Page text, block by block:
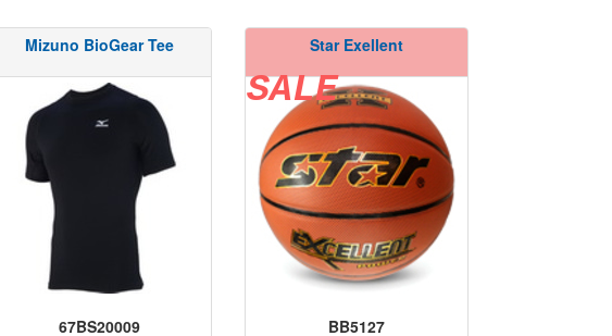
Mizuno BioGear Tee
67BS20009
Star Exellent
SALE
BB5127